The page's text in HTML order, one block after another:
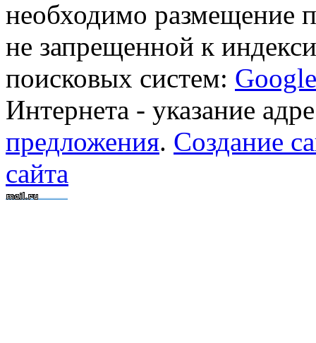
необходимо размещение
не запрещенной к
поисковых систем: Google
Интернета - указание
предложения. Создание
сайта